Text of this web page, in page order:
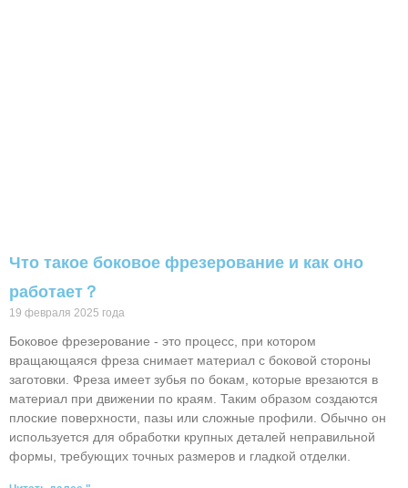
Что такое боковое фрезерование и как оно
работает？
19 февраля 2025 года
Боковое фрезерование - это процесс, при котором
вращающаяся фреза снимает материал с боковой стороны
заготовки. Фреза имеет зубья по бокам, которые врезаются в
материал при движении по краям. Таким образом создаются
плоские поверхности, пазы или сложные профили. Обычно он
используется для обработки крупных деталей неправильной
формы, требующих точных размеров и гладкой отделки.